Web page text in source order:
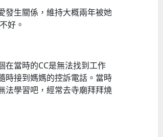
發生關係，維持大概兩年被她
好。
在當時的CC是無法找到工作
時接到媽媽的控訴電話。當時
法學習吧，經常去寺廟拜拜燒